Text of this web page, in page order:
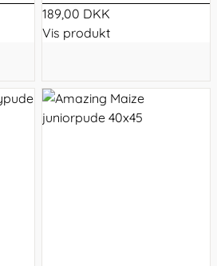
189,00 DKK
Vis produkt